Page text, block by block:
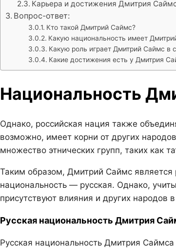
Карьера и достижения Дмитрия
Вопрос-ответ:
Кто такой Дмитрий Саймс?
Какую национальность имеет
Какую роль играет Дмитрий Саймс в
Какие достижения есть у Дмитрия
Национальность
Однако, российская нация также
возможно, имеет корни от других
множество этнических групп, таких как
Таким образом, Дмитрий Саймс является
национальность — русская. Однако,
присутствуют влияния и других народов
Русская национальность Дмитрия
Русская национальность Дмитрия